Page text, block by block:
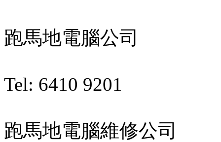
跑馬地電腦公司
Tel: 6410 9201
跑馬地電腦維修公司